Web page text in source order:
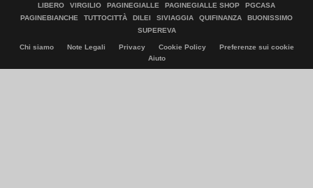
LIBERO VIRGILIO PAGINEGIALLE PAGINEGIALLE SHOP
PGCASA
PAGINEBIANCHE
TUTTOCITTÀ DILEI SIVIAGGIA QUIFINANZA
BUONISSIMO
SUPEREVA
Chi siamo Note Legali Privacy Cookie Policy
Preferenze sui cookie
Aiuto